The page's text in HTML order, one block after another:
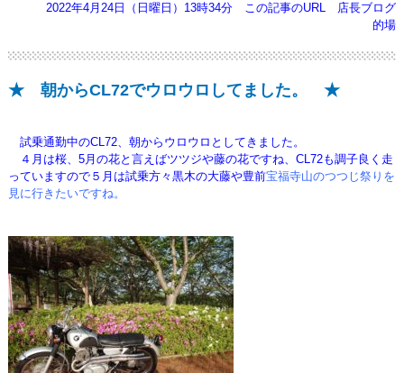
2022年4月24日（日曜日）13時34分 この記事のURL
店長ブログ
的場
★ 朝からCL72でウロウロしてました。 ★
試乗通勤中のCL72、朝からウロウロとしてきました。
４月は桜、5月の花と言えばツツジや藤の花ですね、CL72も調子良く走
っていますので５月は試乗方々黒木の大藤や豊前宝福寺山のつつじ祭りを
見に行きたいですね。